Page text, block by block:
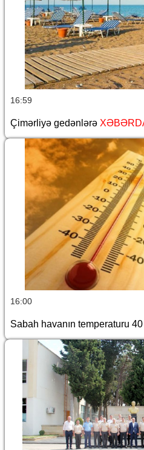
16:59
Çimərliyə gedənlərə
16:00
Sabah havanın temperaturu